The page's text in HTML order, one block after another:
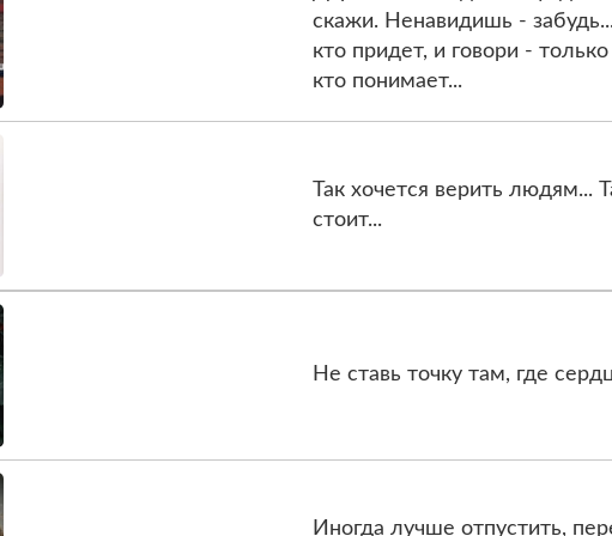
скажи. Ненавидишь -
кто придет, и говори -
кто понимает...
Так хочется верить людям...
стоит...
Не ставь точку там, где
Иногда лучше отпустить,